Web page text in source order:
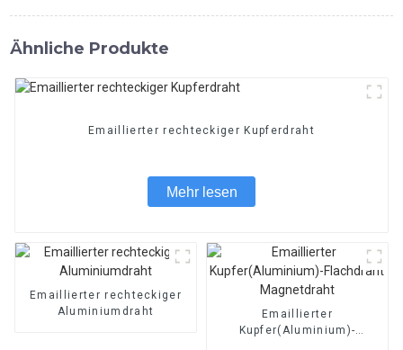
Ähnliche Produkte
Emaillierter rechteckiger Kupferdraht
Mehr lesen
Emaillierter rechteckiger
Aluminiumdraht
Emaillierter
Kupfer(Aluminium)-